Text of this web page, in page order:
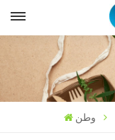
وطن